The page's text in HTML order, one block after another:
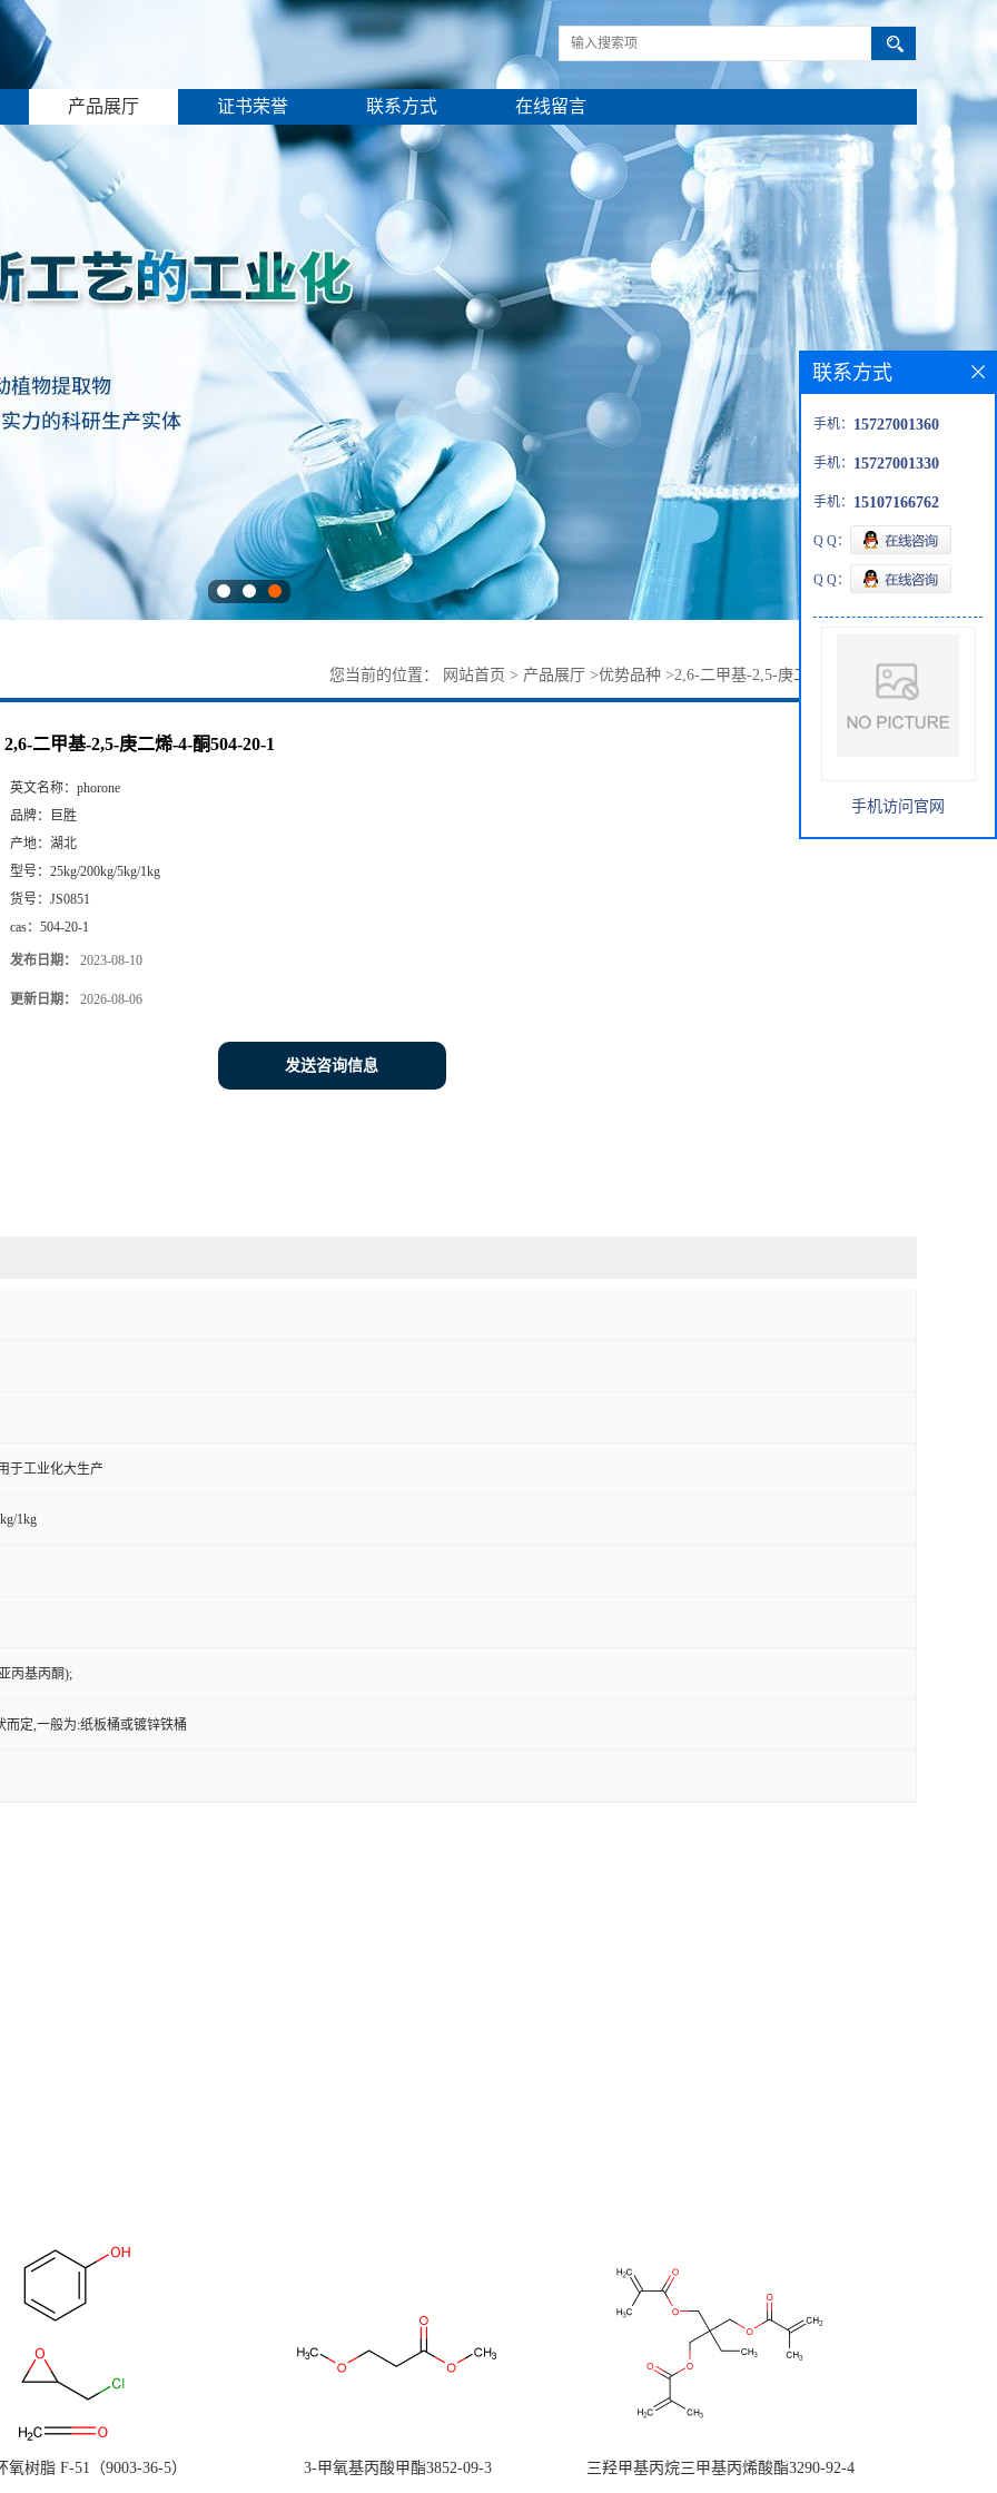
产品展厅 证书荣誉 联系方式 在线留言
您当前的位置： 网站首页 > 产品展厅 >优势品种 >2,6-二甲基-2,5-庚二烯-4-酮504-20-1
2,6-二甲基-2,5-庚二烯-4-酮504-20-1
英文名称： phorone
品牌：
巨胜
产地： 湖北
型号： 25kg/200kg/5kg/1kg
货号： JS0851
cas： 504-20-1
发布日期： 2023-08-10
更新日期： 2026-08-06
发送咨询信息
于工业化大生产
1kg
丙基丙酮);
而定,一般为:纸板桶或镀锌铁桶
氧树脂 F-51（9003-36-5） 3-甲氧基丙酸甲酯3852-09-3 三羟甲基丙烷三甲基丙烯酸酯3290-92-4
联系方式
手机： 15727001360
手机： 15727001330
手机： 15107166762
Q Q：
Q Q：
手机访问官网